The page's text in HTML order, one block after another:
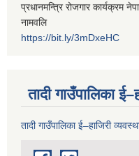
प्रधानमन्त्रि रोजगार कार्यक्रम
नामवलि
https://bit.ly/3mDxeHC
तादी गाउँपालिका
तादी गाउँपालिका ई–हाजिरी